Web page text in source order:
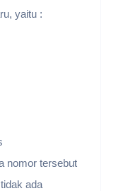
yaitu :
nomor tersebut
ada